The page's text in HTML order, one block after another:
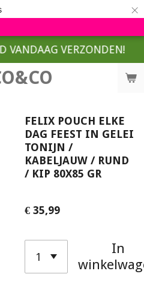
×
VANDAAG VERZONDEN!
FELIX POUCH ELKE
DAG FEEST IN GELEI
TONIJN /
KABELJAUW / RUND
/ KIP 80X85 GR
€ 35,99
In